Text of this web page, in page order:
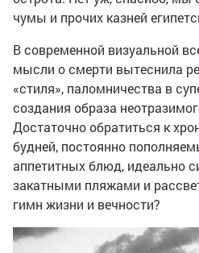
чумы и прочих казней
В современной визуальной
мысли о смерти вытеснила
«стиля», паломничества в
создания образа
Достаточно обратиться к
будней, постоянно
аппетитных блюд, идеально
закатными пляжами и
гимн жизни и вечности?